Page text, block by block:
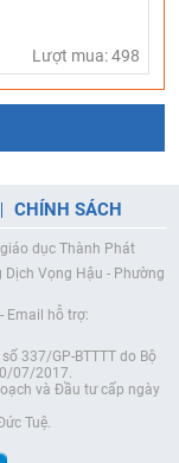
Lượt mua: 498
CHÍNH SÁCH
dục Thành Phát
Vọng Hậu - Phường
Email hỗ trợ:
337/GP-BTTTT do Bộ
07/2017.
và Đầu tư cấp ngày
Tuệ.